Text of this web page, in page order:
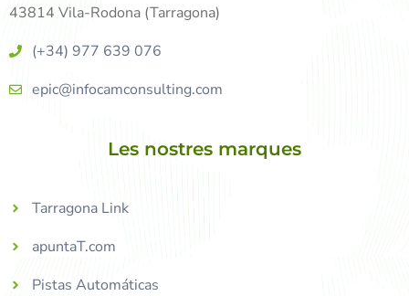
43814 Vila-Rodona (Tarragona)
(+34) 977 639 076
epic@infocamconsulting.com
Les nostres marques
Tarragona Link
apuntaT.com
Pistas Automáticas